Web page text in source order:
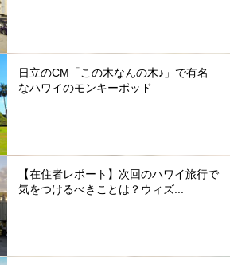
日立のCM「この木なんの木♪」で有名
なハワイのモンキーポッド
【在住者レポート】次回のハワイ旅行で
気をつけるべきことは？ウィズ...